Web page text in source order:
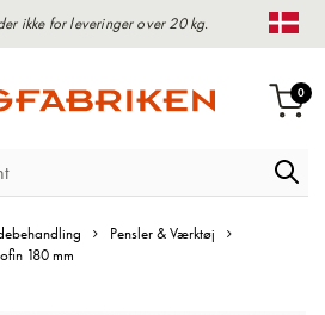
ikke for leveringer over 20 kg.
0
Pensler & Værktøj
180 mm